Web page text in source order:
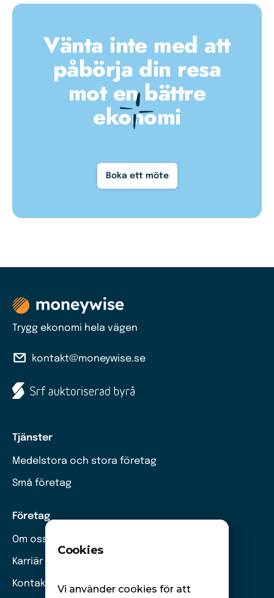
Vänta inte med att
påbörja din resa
mot en bättre
ekonomi
Boka ett möte
Trygg ekonomi hela vägen
kontakt@moneywise.se
Tjänster
Medelstora och stora företag
Små företag
Företag
Om oss
Karriär
Kontakt
Cookies
Vi använder cookies för att